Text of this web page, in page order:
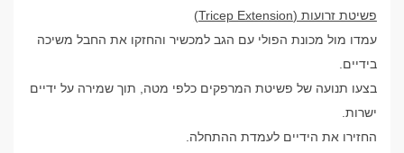
פשיטת זרועות (Tricep Extension)
עמדו מול מכונת הפולי עם הגב למכשיר והחזקו את החבל משיכה
בידיים.
בצעו תנועה של פשיטת המרפקים כלפי מטה, תוך שמירה על ידיים
ישרות.
החזירו את הידיים לעמדת ההתחלה.